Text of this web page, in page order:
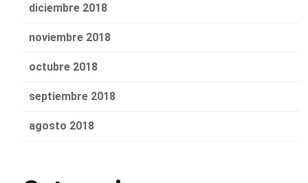
diciembre 2018
noviembre 2018
octubre 2018
septiembre 2018
agosto 2018